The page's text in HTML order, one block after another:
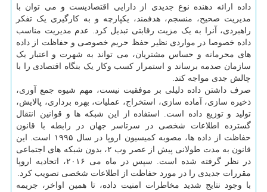
داده ارائه دهنده نوع جدیدی از دارایی اقتصادیست و می توان با
مدیریت صحیح، منسجم، هدفمند، یکپارچه و به کارگیری یک تفکر
راهبردی، آنرا به یک مزیت رقابتی تبدیل کرد. عدم مدیریت مناسب
داده خصوصا در مواردی نظیر حفظ حریم خصوصی و حفاظت از داده
های محرمانه و حساس مشتریان، می تواند به شهرت و اعتبار یک
سازمان صدمه برساند و استمرار کسب وکار یک بنگاه اقتصادی را با
چالش جدی مواجه کند.
صرف داشتن داده دلیلی بر موفقیت نیست، مهم شیوه جمع آوری،
ذخیره سازی، آماده سازی، استخراج، عملیات، بهره برداری، پالایش،
تولید و توزیع داده است. استفاده از این شبکه ها و قوانین انتقال
گسترده اطلاعات شخصی در سرتاسر جهان در رابطه با قانون
حفاظت از داده ها، مصوبه کمیسیون اروپا در سال ۱۹۹۵ است. این
قانون به مدت طولانی پیش از عصر وب ۲، بدون شبکه های اجتماعی
در نظر گرفته شده است. سپس در ماه می ۲۰۱۶، اتحادیه اروپا
مقررات جدیدی را در مورد حفاظت از اطلاعات شخصی تصویب کرد.
با وجود نتایج شدید مخاطرات امنیت داده، تا همین اواخر، جریمه